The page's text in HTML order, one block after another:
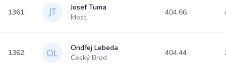
1361.
Josef Tuma
Most
404.66
1362.
Ondřej Lebeda
Český Brod
404.44